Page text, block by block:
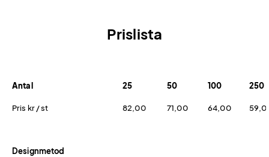
Prislista
Antal 25 50 100 250
Pris kr / st 82,00 71,00 64,00
Designmetod